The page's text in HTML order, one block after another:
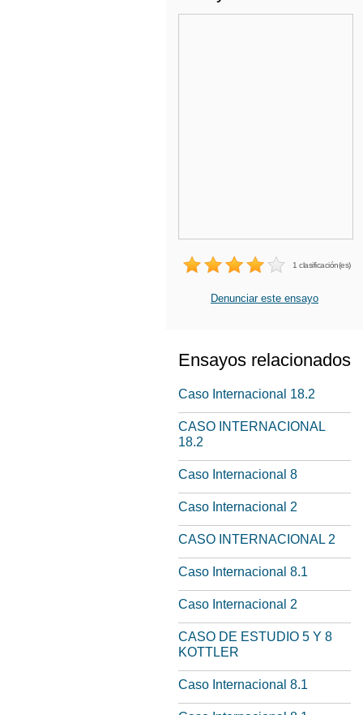
1 clasificación(es)
Denunciar este ensayo
Ensayos relacionados
Caso Internacional 18.2
CASO INTERNACIONAL
18.2
Caso Internacional 8
Caso Internacional 2
CASO INTERNACIONAL 2
Caso Internacional 8.1
Caso Internacional 2
CASO DE ESTUDIO 5 Y 8
KOTTLER
Caso Internacional 8.1